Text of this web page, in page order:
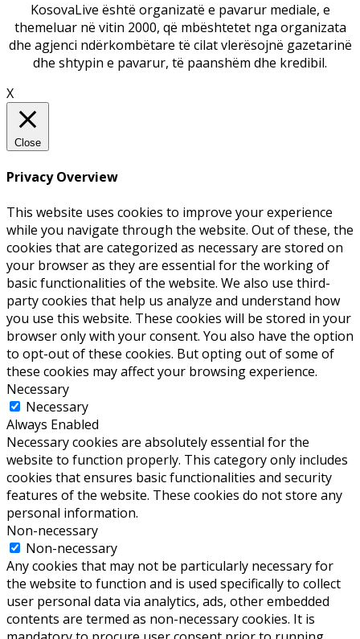
KosovaLive është organizatë e pavarur mediale, e
themeluar në vitin 2000, që mbështetet nga organizata
dhe agjenci ndërkombëtare të cilat vlerësojnë gazetarinë
dhe shtypin e pavarur, të paanshëm dhe kredibil.
X
Close
Privacy Overview
This website uses cookies to improve your experience
while you navigate through the website. Out of these, the
cookies that are categorized as necessary are stored on
your browser as they are essential for the working of
basic functionalities of the website. We also use third-
party cookies that help us analyze and understand how
you use this website. These cookies will be stored in your
browser only with your consent. You also have the option
to opt-out of these cookies. But opting out of some of
these cookies may affect your browsing experience.
Necessary
Necessary
Always Enabled
Necessary cookies are absolutely essential for the
website to function properly. This category only includes
cookies that ensures basic functionalities and security
features of the website. These cookies do not store any
personal information.
Non-necessary
Non-necessary
Any cookies that may not be particularly necessary for
the website to function and is used specifically to collect
user personal data via analytics, ads, other embedded
contents are termed as non-necessary cookies. It is